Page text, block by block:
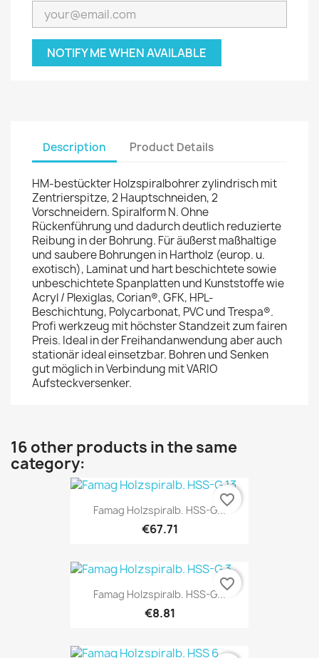
NOTIFY ME WHEN AVAILABLE
Description Product Details
HM-bestückter Holzspiralbohrer zylindrisch mit
Zentrierspitze, 2 Hauptschneiden, 2
Vorschneidern. Spiralform N. Ohne
Rückenführung und dadurch deutlich reduzierte
Reibung in der Bohrung. Für äußerst maßhaltige
und saubere Bohrungen in Hartholz (europ. u.
exotisch), Laminat und hart beschichtete sowie
unbeschichtete Spanplatten und Kunststoffe wie
Acryl / Plexiglas, Corian®, GFK, HPL-
Beschichtung, Polycarbonat, PVC und Trespa®.
Profi werkzeug mit höchster Standzeit zum fairen
Preis. Ideal in der Freihandanwendung aber auch
stationär ideal einsetzbar. Bohren und Senken
gut möglich in Verbindung mit VARIO
Aufsteckversenker.
16 other products in the same
category:
Famag Holzspiralb. HSS-G...
€67.71
favorite_border
Famag Holzspiralb. HSS-G...
€8.81
favorite_border